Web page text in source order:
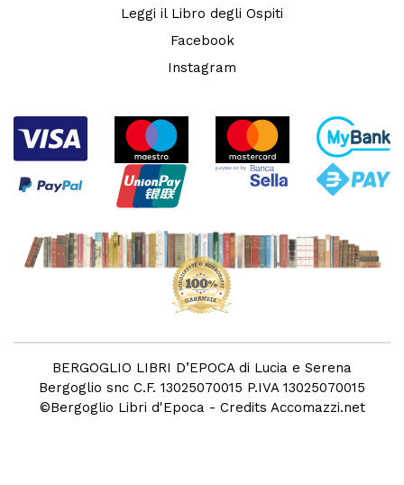
Leggi il Libro degli Ospiti
Facebook
Instagram
BERGOGLIO LIBRI D’EPOCA di Lucia e Serena
Bergoglio snc C.F. 13025070015 P.IVA 13025070015
©Bergoglio Libri d'Epoca - Credits Accomazzi.net